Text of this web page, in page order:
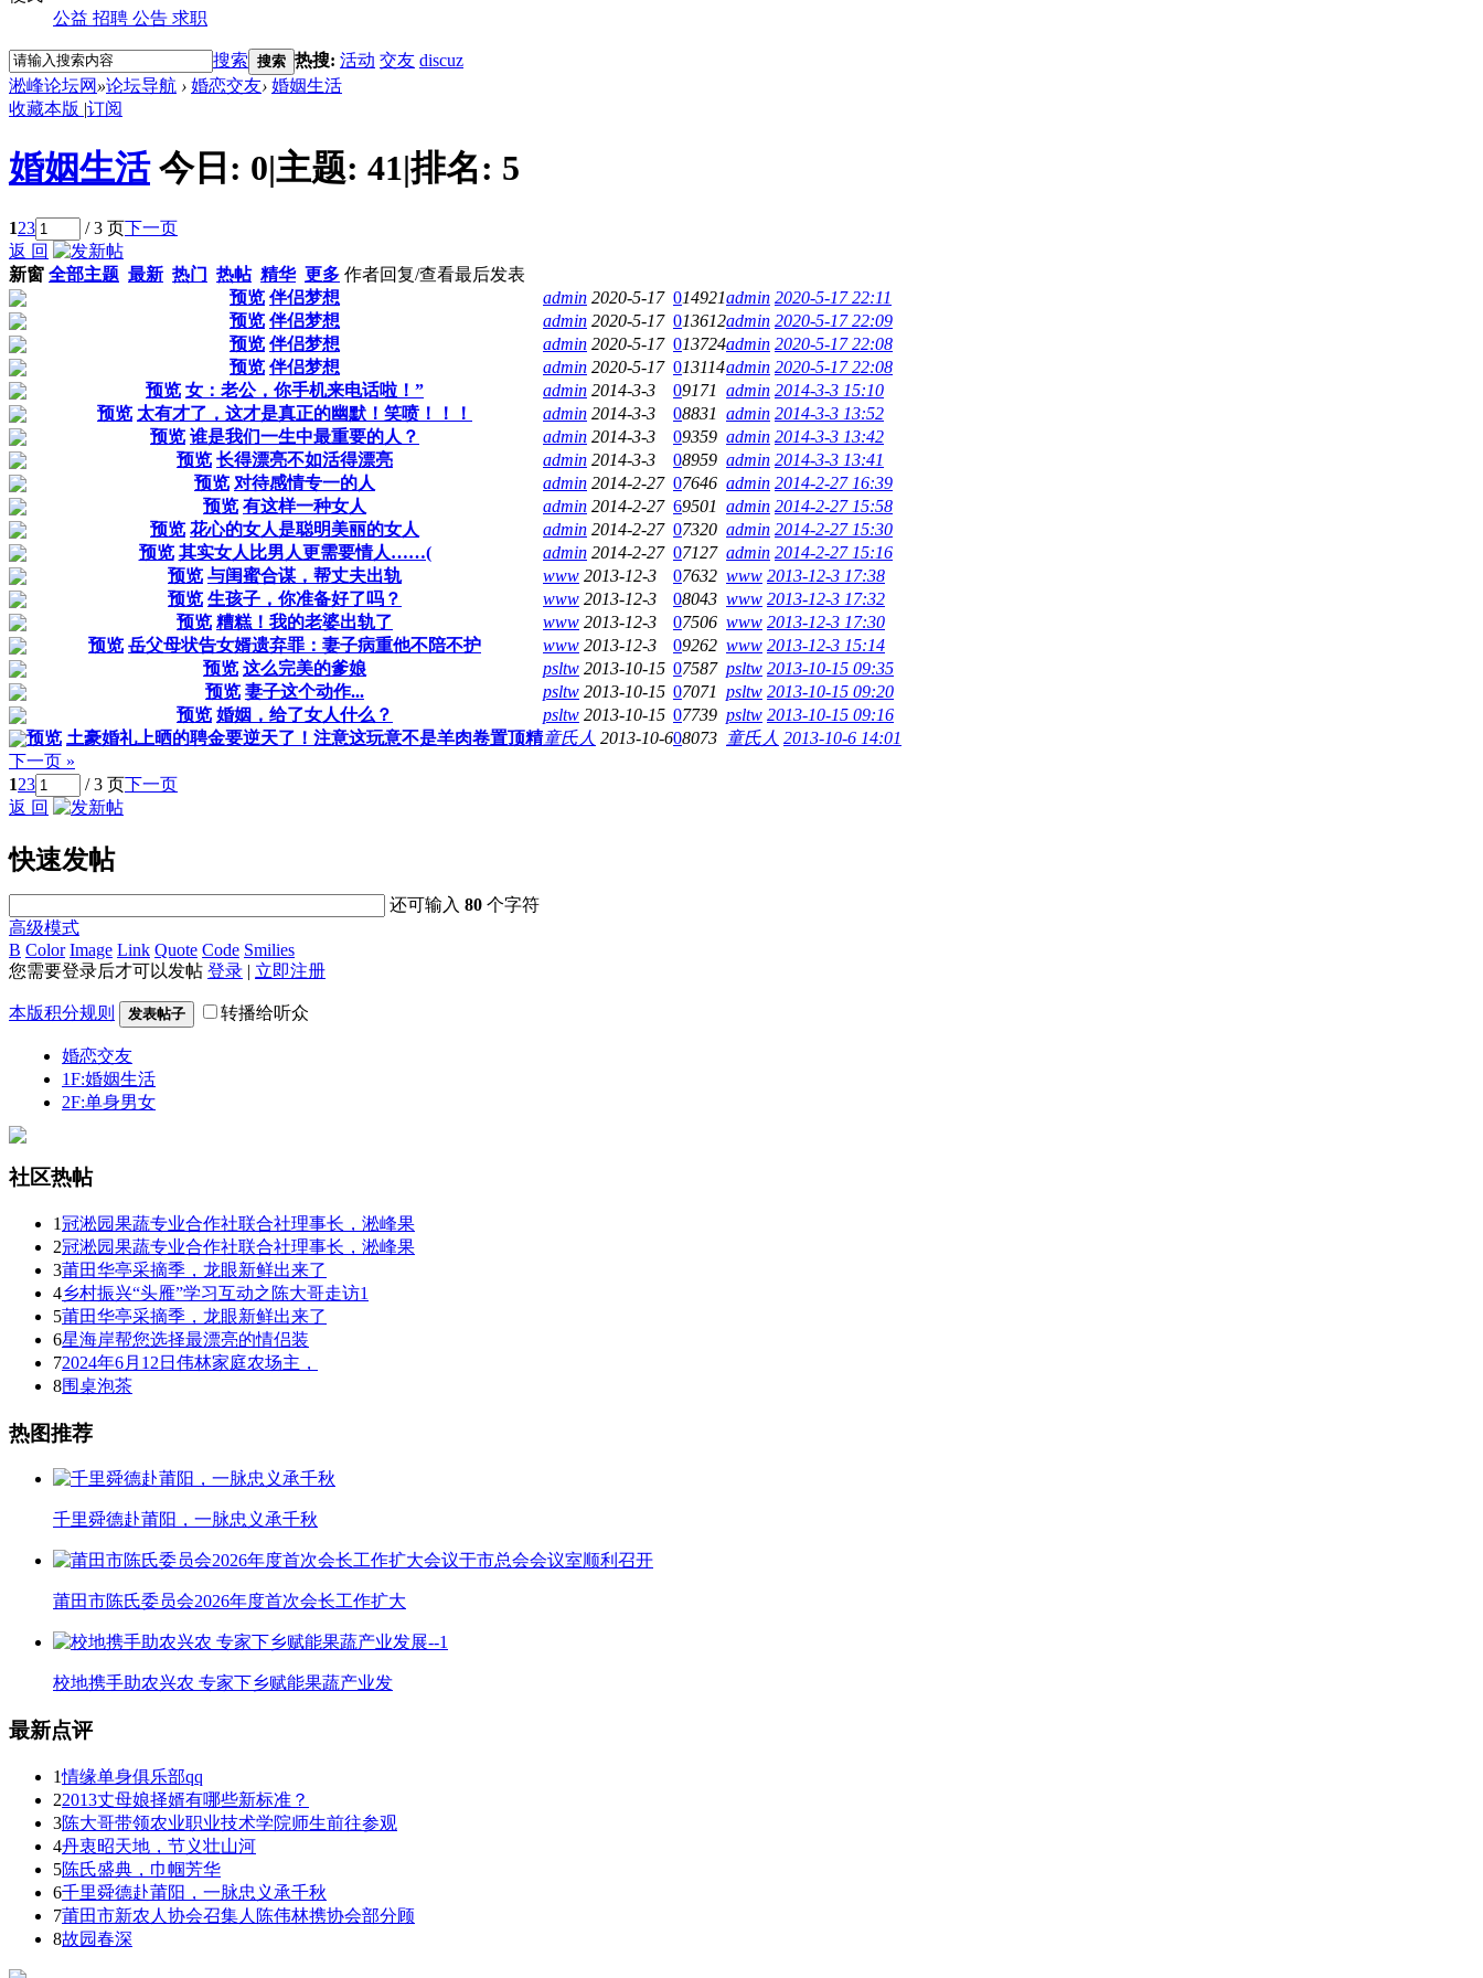
公益 招聘 公告 求职
搜索 搜索 热搜: 活动 交友 discuz
淞峰论坛网 »论坛导航 › 婚恋交友› 婚姻生活
收藏本版 |订阅
婚姻生活 今日: 0|主题: 41|排名: 5
123 / 3 页下一页
返 回
新窗 全部主题 最新 热门 热帖 精华 更多 作者回复/查看最后发表
预览 伴侣梦想 admin 2020-5-17 014921admin 2020-5-17 22:11
预览 伴侣梦想 admin 2020-5-17 013612admin 2020-5-17 22:09
预览 伴侣梦想 admin 2020-5-17 013724admin 2020-5-17 22:08
预览 伴侣梦想 admin 2020-5-17 013114admin 2020-5-17 22:08
预览 女：老公，你手机来电话啦！” admin 2014-3-3 09171 admin 2014-3-3 15:10
预览 太有才了，这才是真正的幽默！笑喷！！！ admin 2014-3-3 08831 admin 2014-3-3 13:52
预览 谁是我们一生中最重要的人？ admin 2014-3-3 09359 admin 2014-3-3 13:42
预览 长得漂亮不如活得漂亮 admin 2014-3-3 08959 admin 2014-3-3 13:41
预览 对待感情专一的人 admin 2014-2-27 07646 admin 2014-2-27 16:39
预览 有这样一种女人 admin 2014-2-27 69501 admin 2014-2-27 15:58
预览 花心的女人是聪明美丽的女人 admin 2014-2-27 07320 admin 2014-2-27 15:30
预览 其实女人比男人更需要情人……( admin 2014-2-27 07127 admin 2014-2-27 15:16
预览 与闺蜜合谋，帮丈夫出轨 www 2013-12-3 07632 www 2013-12-3 17:38
预览 生孩子，你准备好了吗？ www 2013-12-3 08043 www 2013-12-3 17:32
预览 糟糕！我的老婆出轨了 www 2013-12-3 07506 www 2013-12-3 17:30
预览 岳父母状告女婿遗弃罪：妻子病重他不陪不护 www 2013-12-3 09262 www 2013-12-3 15:14
预览 这么完美的爹娘 psltw 2013-10-15 07587 psltw 2013-10-15 09:35
预览 妻子这个动作... psltw 2013-10-15 07071 psltw 2013-10-15 09:20
预览 婚姻，给了女人什么？ psltw 2013-10-15 07739 psltw 2013-10-15 09:16
预览 土豪婚礼上晒的聘金要逆天了！注意这玩意不是羊肉卷置顶精童氏人 2013-10-608073 童氏人 2013-10-6 14:01
下一页 »
123 / 3 页下一页
返 回
快速发帖
还可输入80 个字符
高级模式
B Color Image Link Quote Code Smilies
您需要登录后才可以发帖 登录 | 立即注册
本版积分规则 发表帖子 转播给听众
婚恋交友
1F:婚姻生活
2F:单身男女
社区热帖
1冠淞园果蔬专业合作社联合社理事长，淞峰果
2冠淞园果蔬专业合作社联合社理事长，淞峰果
3莆田华亭采摘季，龙眼新鲜出来了
4乡村振兴“头雁”学习互动之陈大哥走访1
5莆田华亭采摘季，龙眼新鲜出来了
6星海岸帮您选择最漂亮的情侣装
72024年6月12日伟林家庭农场主，
8围桌泡茶
热图推荐
千里舜德赴莆阳，一脉忠义承千秋
莆田市陈氏委员会2026年度首次会长工作扩大
校地携手助农兴农 专家下乡赋能果蔬产业发
最新点评
1情缘单身俱乐部qq
22013丈母娘择婿有哪些新标准？
3陈大哥带领农业职业技术学院师生前往参观
4丹衷昭天地，节义壮山河
5陈氏盛典，巾帼芳华
6千里舜德赴莆阳，一脉忠义承千秋
7莆田市新农人协会召集人陈伟林携协会部分顾
8故园春深